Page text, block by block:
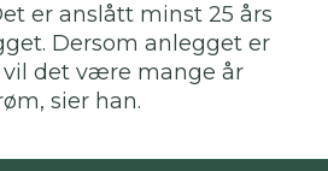
er anslått minst 25 års
Dersom anlegget er
vil det være mange år
sier han.